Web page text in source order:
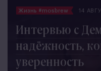
Жизнь #mosbrew 14
Интервью с
надёжность,
уверенность